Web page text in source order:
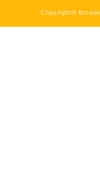
Copyright©